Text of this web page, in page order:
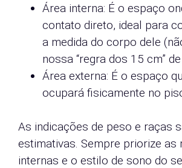
Área interna: É o espaço
contato direto, ideal para
a medida do corpo dele
nossa “regra dos 15 cm”
Área externa: É o espaço
ocupará fisicamente no
As indicações de peso e raças
estimativas. Sempre priorize as
internas e o estilo de sono do